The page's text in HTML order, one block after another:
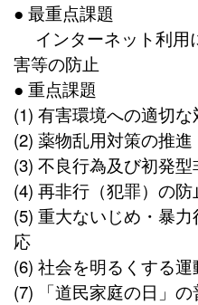
● 最重点課題
インターネット利用
害等の防止
● 重点課題
(1) 有害環境への適切な
(2) 薬物乱用対策の推進
(3) 不良行為及び初発
(4) 再非行（犯罪）の防
(5) 重大ないじめ・暴
応
(6) 社会を明るくする運
(7) 「道民家庭の日」の